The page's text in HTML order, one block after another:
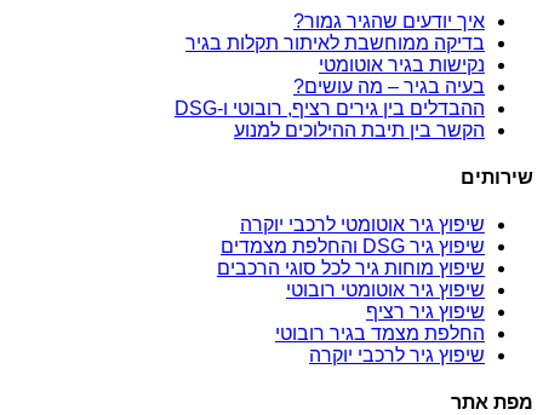
איך יודעים שהגיר גמור?
בדיקה ממוחשבת לאיתור תקלות בגיר
נקישות בגיר אוטומטי
בעיה בגיר – מה עושים?
ההבדלים בין גירים רציף, רובוטי ו-DSG
הקשר בין תיבת ההילוכים למנוע
שירותים
שיפוץ גיר אוטומטי לרכבי יוקרה
שיפוץ גיר DSG והחלפת מצמדים
שיפוץ מוחות גיר לכל סוגי הרכבים
שיפוץ גיר אוטומטי רובוטי
שיפוץ גיר רציף
החלפת מצמד בגיר רובוטי
שיפוץ גיר לרכבי יוקרה
מפת אתר